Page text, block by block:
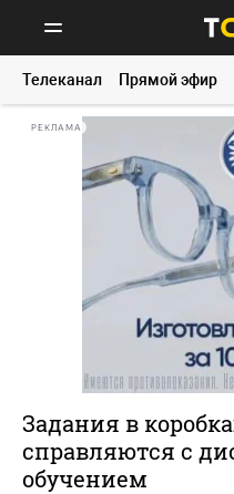
Телеканал Прямой эфир
РЕКЛАМА
Задания в
справляются с
обучением